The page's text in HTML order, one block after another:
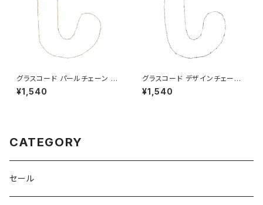
グラスコード パールチェーン A
AG0025-GD（ゴールド）
¥1,540
グラスコード デザインチェーン
AAG0024-SV（シルバー）
¥1,540
CATEGORY
セール